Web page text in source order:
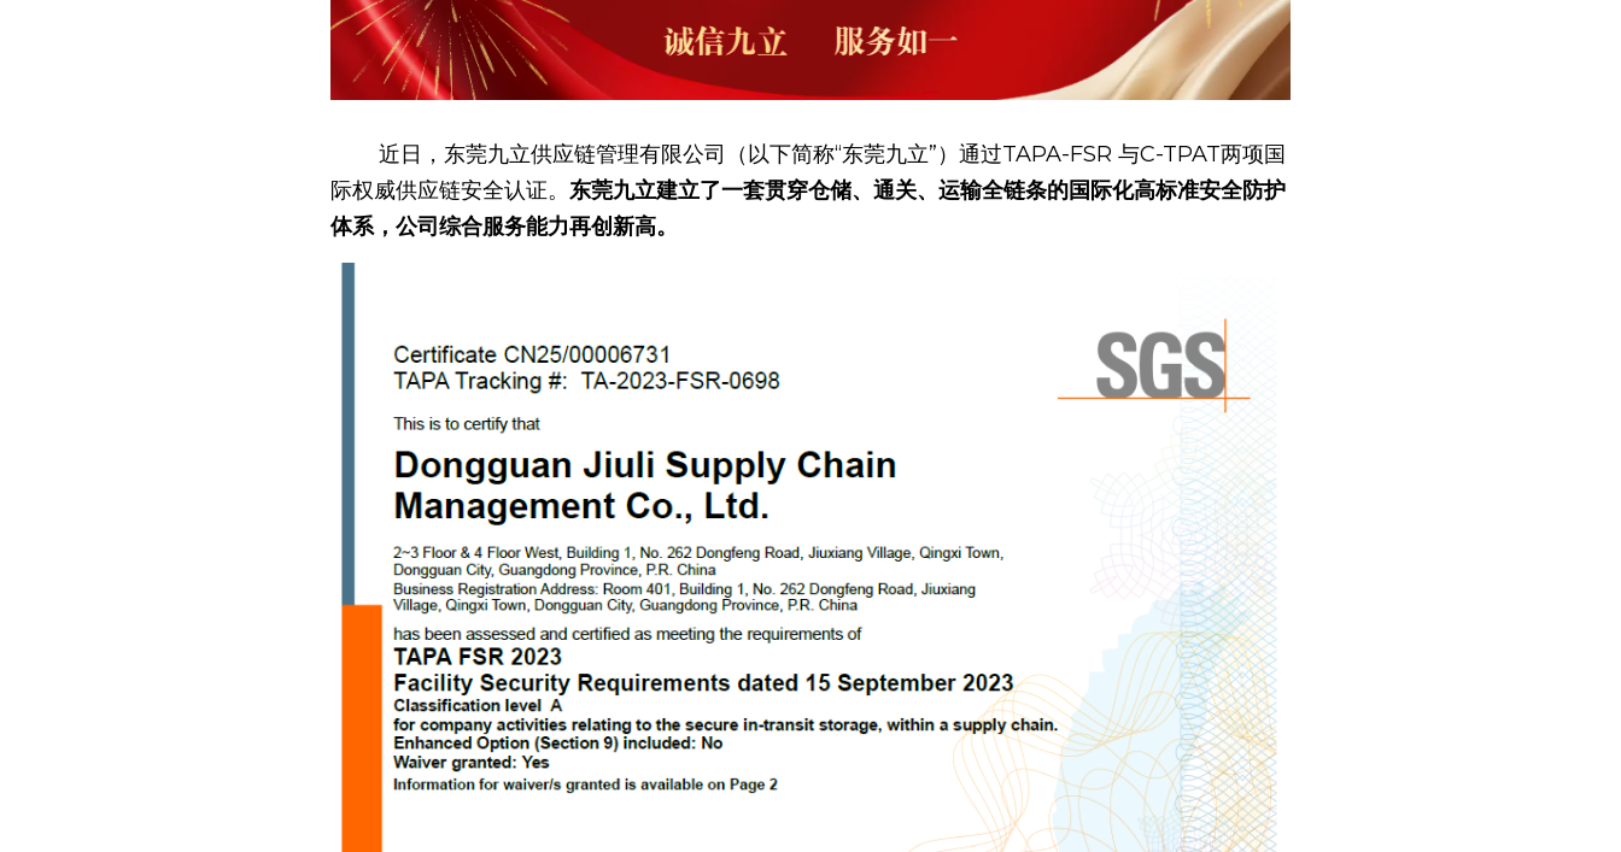
际权威供应链安全认证。 东莞九立建立了一套贯穿仓储、通关、运输全链条的国际化高标准安全防护
体系，公司综合服务能力再创新高。